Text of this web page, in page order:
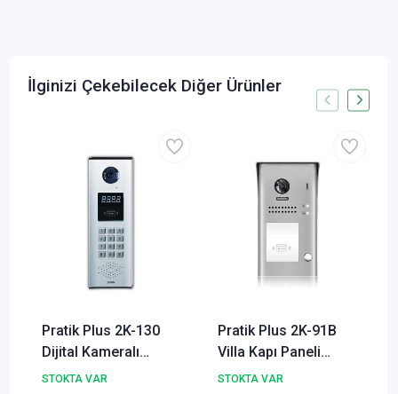
İlginizi Çekebilecek Diğer Ürünler
Pratik Plus 2K-130
Dijital Kameralı
Renkli Dış Kapı
STOKTA VAR
Pratik Plus 2K-91B
Villa Kapı Paneli
Proximity Kart
STOKTA VAR